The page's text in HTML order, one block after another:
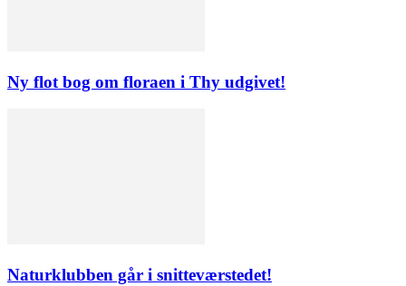
Ny flot bog om floraen i Thy udgivet!
Naturklubben går i snitteværstedet!